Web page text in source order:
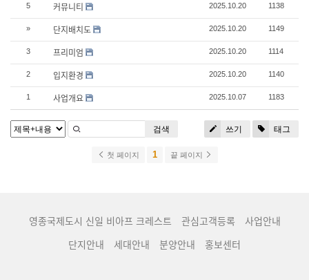
5 커뮤니티 2025.10.20 1138
» 단지배치도 2025.10.20 1149
3 프리미엄 2025.10.20 1114
2 입지환경 2025.10.20 1140
1 사업개요 2025.10.07 1183
쓰기 태그
검색
첫 페이지 1 끝 페이지
영종국제도시 신일 비아프 크레스트 관심고객등록
사업안내
단지안내
세대안내 분양안내 홍보센터